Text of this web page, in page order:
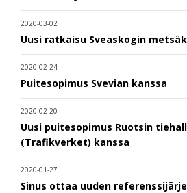
2020-03-02
Uusi ratkaisu Sveaskogin
2020-02-24
Puitesopimus Svevian kanssa
2020-02-20
Uusi puitesopimus Ruotsin
(Trafikverket) kanssa
2020-01-27
Sinus ottaa uuden